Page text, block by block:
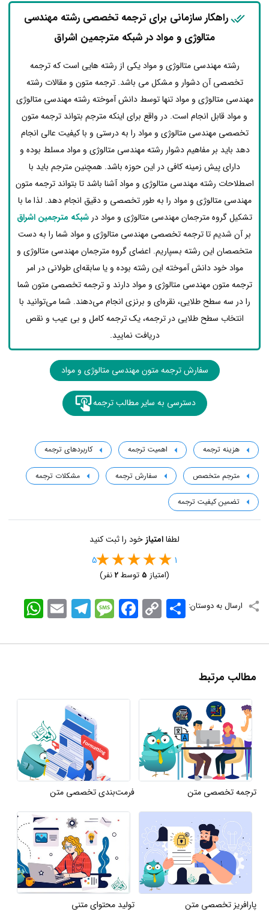
راهکار سازمانی برای ترجمه تخصصی رشته مهندسی
متالوژی و مواد در شبکه مترجمین اشراق
رشته مهندسی متالوژی و مواد یکی از رشته هایی است که ترجمه
تخصصی آن دشوار و مشکل می باشد. ترجمه متون و مقالات رشته
مهندسی متالوژی و مواد تنها توسط دانش آموخته رشته مهندسی متالوژی
و مواد قابل انجام است. در واقع برای اینکه مترجم بتواند ترجمه متون
تخصصی مهندسی متالوژی و مواد را به درستی و با کیفیت عالی انجام
دهد باید بر مفاهیم دشوار رشته مهندسی متالوژی و مواد مسلط بوده و
دارای پیش زمینه کافی در این حوزه باشد. همچنین مترجم باید با
اصطلاحات رشته مهندسی متالوژی و مواد آشنا باشد تا بتواند ترجمه متون
مهندسی متالوژی و مواد را به طور تخصصی و دقیق انجام دهد. لذا ما با
تشکیل گروه مترجمان مهندسی متالوژی و مواد در شبکه مترجمین اشراق
بر آن شدیم تا ترجمه تخصصی مهندسی متالوژی و مواد شما را به دست
متخصصان این رشته بسپاریم. اعضای گروه مترجمان مهندسی متالوژی و
مواد خود دانش آموخته این رشته بوده و یا سابقه‌ای طولانی در امر
ترجمه متون مهندسی متالوژی و مواد دارند و ترجمه تخصصی متون شما
را در سه سطح طلایی، نقره‌ای و برنزی انجام می‌دهند. شما می‌توانید با
انتخاب سطح طلایی در ترجمه، یک ترجمه کامل و بی عیب و نقص
دریافت نمایید.
سفارش ترجمه متون مهندسی متالوژی و مواد
دسترسی به سایر مطالب ترجمه
هزینه ترجمه اهمیت ترجمه کاربردهای ترجمه
مترجم متخصص سفارش ترجمه مشکلات ترجمه
تضمین کیفیت ترجمه
لطفاامتیاز خود را ثبت کنید
1
5
(امتیاز 5 توسط2نفر)
ارسال به دوستان: WhatsApp EmailTelegramMessageFacebook Copy
Link
اشتراک
مطالب مرتبط
ترجمه تخصصی متن فرمت‌بندی تخصصی متن
پارافریز تخصصی متن تولید محتوای متنی